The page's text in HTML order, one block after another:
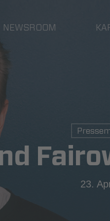
NEWSROOM
23.